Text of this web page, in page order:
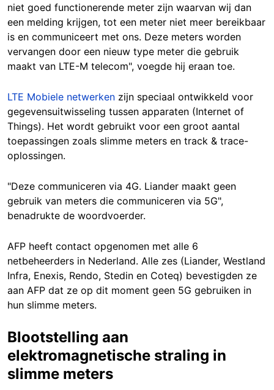
niet goed functionerende meter zijn waarvan wij dan
een melding krijgen, tot een meter niet meer bereikbaar
is en communiceert met ons. Deze meters worden
vervangen door een nieuw type meter die gebruik
maakt van LTE-M telecom", voegde hij eraan toe.
LTE Mobiele netwerken zijn speciaal ontwikkeld voor
gegevensuitwisseling tussen apparaten (Internet of
Things). Het wordt gebruikt voor een groot aantal
toepassingen zoals slimme meters en track & trace-
oplossingen.
"Deze communiceren via 4G. Liander maakt geen
gebruik van meters die communiceren via 5G",
benadrukte de woordvoerder.
AFP heeft contact opgenomen met alle 6
netbeheerders in Nederland. Alle zes (Liander, Westland
Infra, Enexis, Rendo, Stedin en Coteq) bevestigden ze
aan AFP dat ze op dit moment geen 5G gebruiken in
hun slimme meters.
Blootstelling aan
elektromagnetische straling in
slimme meters